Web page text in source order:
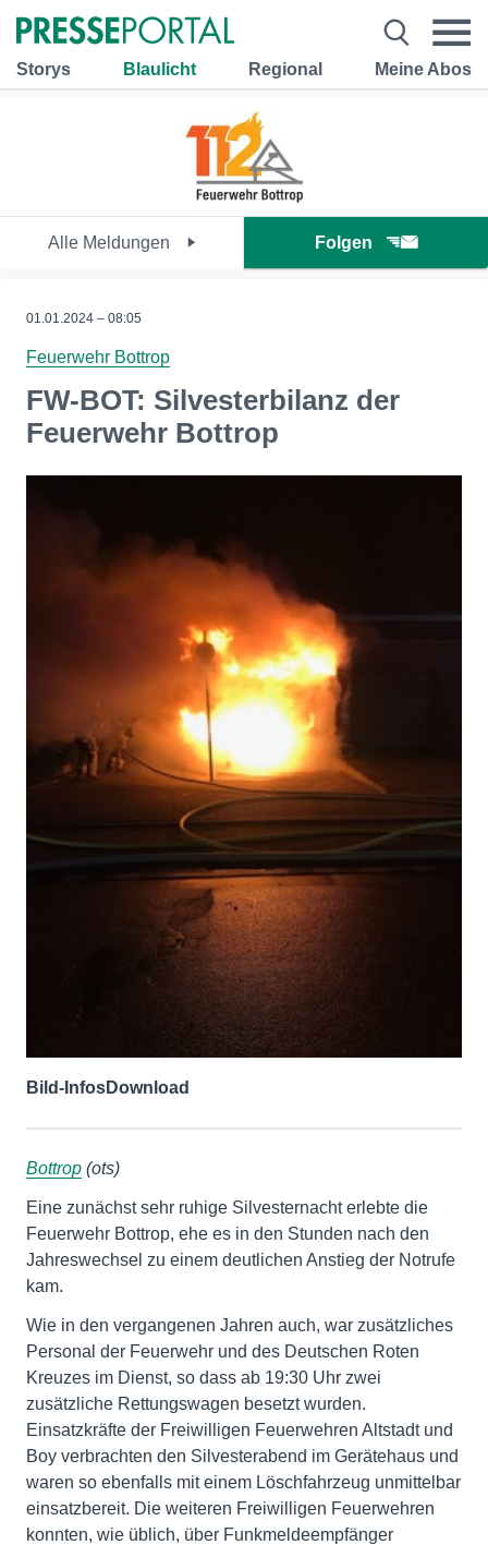
Storys Blaulicht Regional Meine Abos
Alle Meldungen Folgen
01.01.2024 – 08:05
Feuerwehr Bottrop
FW-BOT: Silvesterbilanz der
Feuerwehr Bottrop
Bild-InfosDownload
Bottrop (ots)
Eine zunächst sehr ruhige Silvesternacht erlebte die
Feuerwehr Bottrop, ehe es in den Stunden nach den
Jahreswechsel zu einem deutlichen Anstieg der Notrufe
kam.
Wie in den vergangenen Jahren auch, war zusätzliches
Personal der Feuerwehr und des Deutschen Roten
Kreuzes im Dienst, so dass ab 19:30 Uhr zwei
zusätzliche Rettungswagen besetzt wurden.
Einsatzkräfte der Freiwilligen Feuerwehren Altstadt und
Boy verbrachten den Silvesterabend im Gerätehaus und
waren so ebenfalls mit einem Löschfahrzeug unmittelbar
einsatzbereit. Die weiteren Freiwilligen Feuerwehren
konnten, wie üblich, über Funkmeldeempfänger